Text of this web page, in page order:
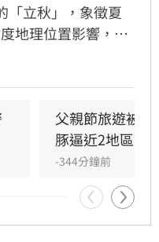
「立秋」，象徵夏
地理位置影響，目
旺盛。氣象粉專
趨明顯，預估週日
一天。提醒民眾週
變化及防災準備，
父親節旅遊被
豚逼近2地區炸
-344分鐘前